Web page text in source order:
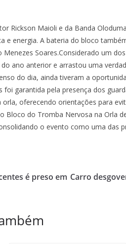
Rickson Maioli e da Banda
e energia. A bateria do bloco
Soares.Considerado um
ano anterior e arrastou uma
do dia, ainda tiveram a
foi garantida pela presença dos
oferecendo orientações para
Bloco do Tromba Nervosa na Orla
o evento como uma das
é preso em Carro